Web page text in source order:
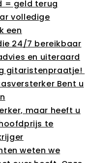
= geld terug
volledige
een
24/7 bereikbaar
en uiteraard
gitaristenpraatje!
Bent u
maar heeft u
te
weten we